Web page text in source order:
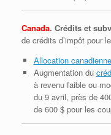
Canada. Crédits et
de crédits d’impôt pour
Allocation
Augmentation du
à revenu faible ou
du 9 avril, près de
de 600 $ pour les